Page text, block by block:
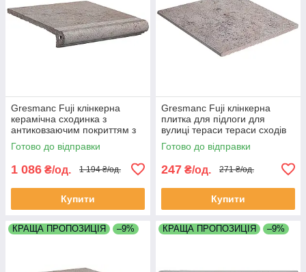
Gresmanc Fuji клінкерна
керамічна сходинка з
антиковзаючим покриттям з
конавкою для вулиці тераси
сходів ганку
Готово до відправки
1 086 ₴/од. 1 194 ₴/од.
Купити
Gresmanc Fuji клінкерна
плитка для підлоги для
вулиці тераси тераси сходів
ганку
Готово до відправки
247 ₴/од. 271 ₴/од.
Купити
КРАЩА ПРОПОЗИЦІЯ –9% КРАЩА ПРОПОЗИЦІЯ –9%